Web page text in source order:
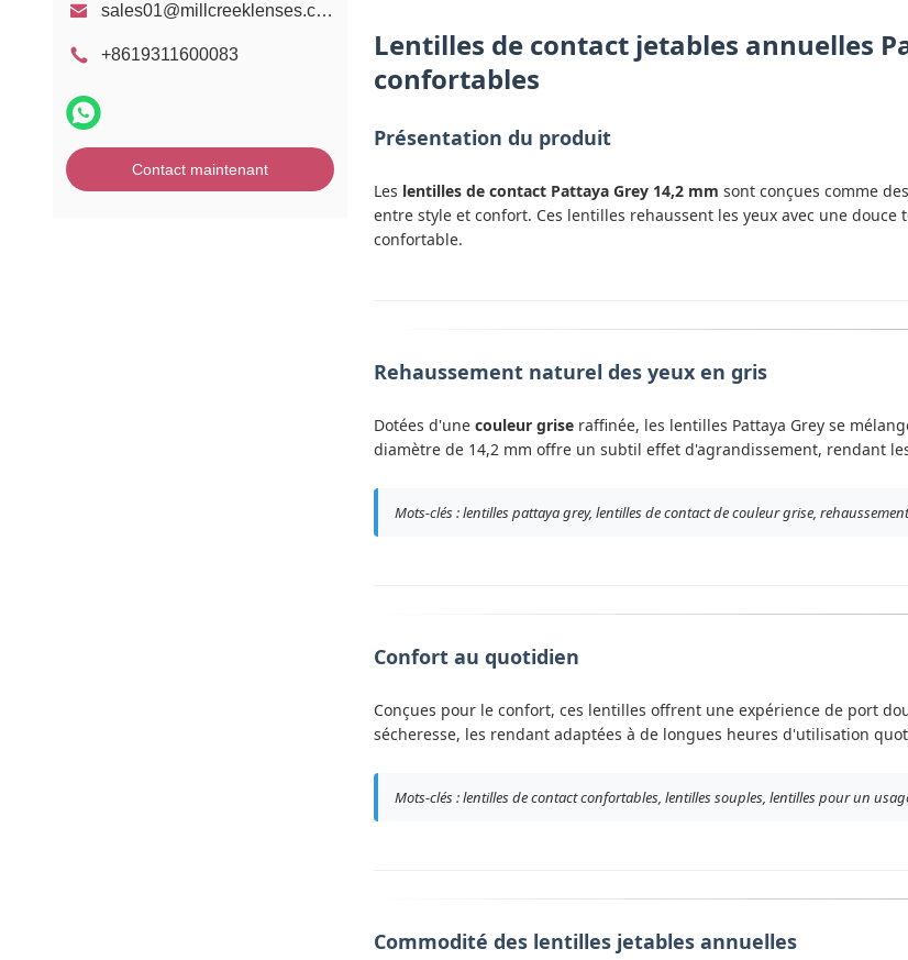
sales01@millcreeklenses.com
+8619311600083
Contact maintenant
Lentilles de contact jetables annuelles
confortables
Présentation du produit
Les lentilles de contact Pattaya Grey 14,2 mm sont conçues comme des
entre style et confort. Ces lentilles rehaussent les yeux avec une
confortable.
Rehaussement naturel des yeux en gris
Dotées d'une couleur grise raffinée, les lentilles Pattaya Grey se
diamètre de 14,2 mm offre un subtil effet d'agrandissement, rendant
Mots-clés : lentilles pattaya grey, lentilles de contact de couleur grise,
Confort au quotidien
Conçues pour le confort, ces lentilles offrent une expérience de port
sécheresse, les rendant adaptées à de longues heures d'utilisation
Mots-clés : lentilles de contact confortables, lentilles souples, lentilles pour un
Commodité des lentilles jetables annuelles